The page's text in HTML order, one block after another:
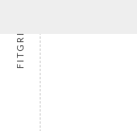
FITGRESS